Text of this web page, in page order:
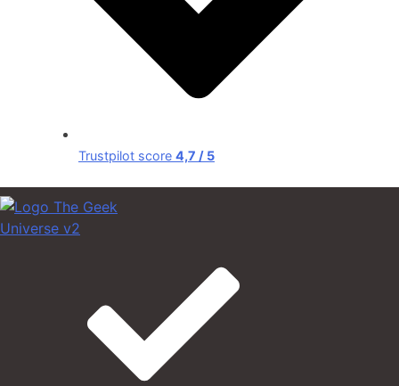
Trustpilot score 4,7 / 5